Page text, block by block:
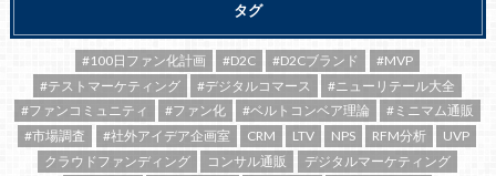
タグ
#100日ファン化計画 #D2C #D2Cブランド
#MVP
#テストマーケティング
#デジタルコマース
#ニューリテール大全
#ファンコミュニティ
#ファン化 #ベルトコンベア理論
#ミニマム通販
#市場調査
#社外アイデア企画室 CRM LTV NPS RFM分析
UVP
クラウドファンディング
コンサル通販
デジタルマーケティング